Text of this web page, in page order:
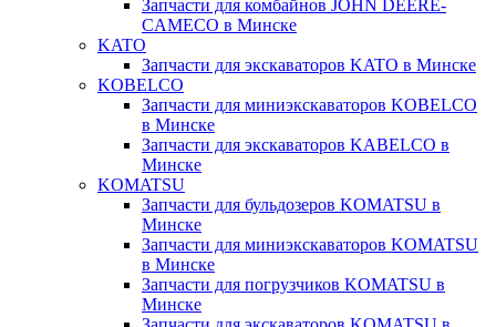
Запчасти для комбайнов JOHN DEERE-
CAMECO в Минске
KATO
Запчасти для экскаваторов KATO в Минске
KOBELCO
Запчасти для миниэкскаваторов KOBELCO
в Минске
Запчасти для экскаваторов KABELCO в
Минске
KOMATSU
Запчасти для бульдозеров KOMATSU в
Минске
Запчасти для миниэкскаваторов KOMATSU
в Минске
Запчасти для погрузчиков KOMATSU в
Минске